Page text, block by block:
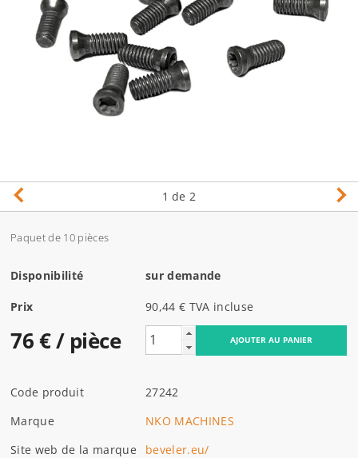
1 de 2
Paquet de 10 pièces
Disponibilité sur demande
Prix 90,44 € TVA incluse
76 €/ pièce
Code produit
27242
Marque
NKO MACHINES
Site web de la marque
beveler.eu/